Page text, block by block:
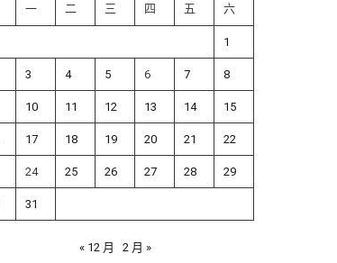
一 二 三 四 五 六
1
3 4 5 6 7 8
10 11 12 13 14 15
17 18 19 20 21 22
24 25 26 27 28 29
31
« 12 月 2 月 »